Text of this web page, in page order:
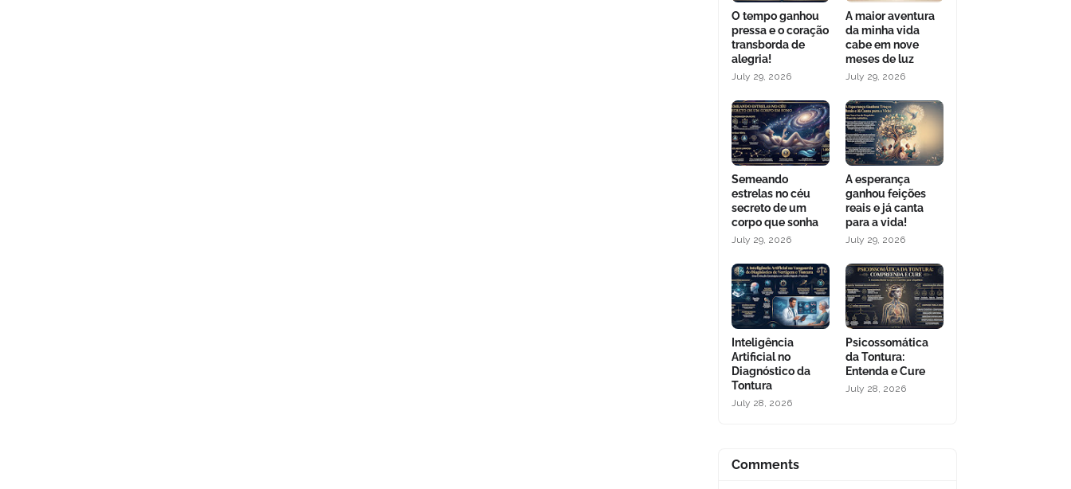
O tempo ganhou
pressa e o coração
transborda de
alegria!
July 29, 2026
A maior aventura
da minha vida
cabe em nove
meses de luz
July 29, 2026
Semeando
estrelas no céu
secreto de um
corpo que sonha
July 29, 2026
A esperança
ganhou feições
reais e já canta
para a vida!
July 29, 2026
Inteligência
Artificial no
Diagnóstico da
Tontura
July 28, 2026
Psicossomática
da Tontura:
Entenda e Cure
July 28, 2026
Comments